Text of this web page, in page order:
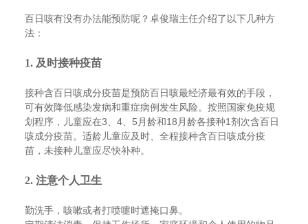
百日咳有没有办法能预防呢？卓俊瑞主任介绍了以下几种方
法：
1. 及时接种疫苗
接种含百日咳成分疫苗是预防百日咳最经济最有效的手段，
可有效降低感染发病和重症病例发生风险。按照国家免疫规
划程序，儿童应在3、4、5月龄和18月龄各接种1剂次含百日
咳成分疫苗。适龄儿童应及时、全程接种含百日咳成分疫
苗，未接种儿童应尽快补种。
2. 注意个人卫生
勤洗手，咳嗽或者打喷嚏时遮掩口鼻。